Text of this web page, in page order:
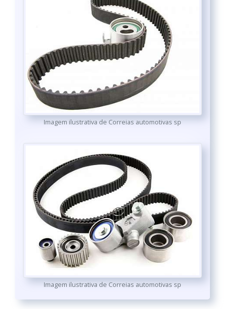
Imagem ilustrativa de Correias automotivas sp
Imagem ilustrativa de Correias automotivas sp